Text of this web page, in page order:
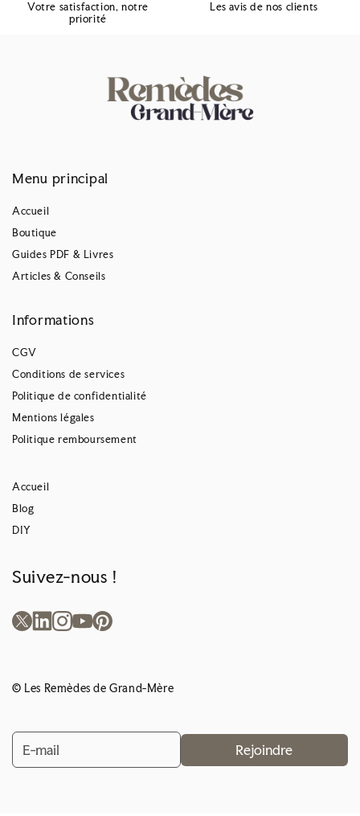
Votre satisfaction, notre
priorité
Les avis de nos clients
Menu principal
Accueil
Boutique
Guides PDF & Livres
Articles & Conseils
Informations
CGV
Conditions de services
Politique de confidentialité
Mentions légales
Politique remboursement
Accueil
Blog
DIY
Suivez-nous !
© Les Remèdes de Grand-Mère
Rejoindre